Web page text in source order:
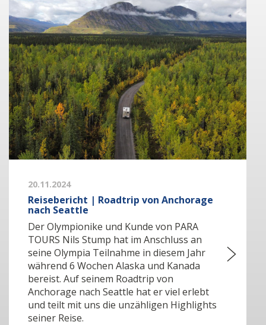
20.11.2024
Reisebericht | Roadtrip von Anchorage
nach Seattle
Der Olympionike und Kunde von PARA
TOURS Nils Stump hat im Anschluss an
seine Olympia Teilnahme in diesem Jahr
während 6 Wochen Alaska und Kanada
bereist. Auf seinem Roadtrip von
Anchorage nach Seattle hat er viel erlebt
und teilt mit uns die unzähligen Highlights
seiner Reise.